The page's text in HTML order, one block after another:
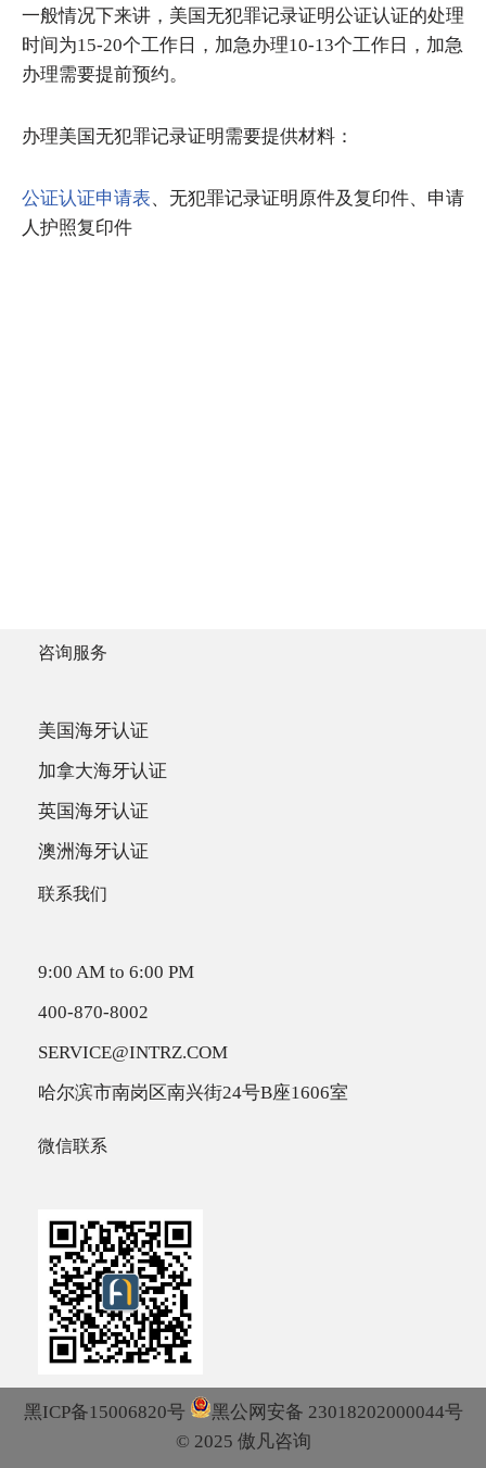
一般情况下来讲，美国无犯罪记录证明公证认证的处理
时间为15-20个工作日，加急办理10-13个工作日，加急
办理需要提前预约。
办理美国无犯罪记录证明需要提供材料：
公证认证申请表、无犯罪记录证明原件及复印件、申请
人护照复印件
咨询服务
美国海牙认证
加拿大海牙认证
英国海牙认证
澳洲海牙认证
联系我们
9:00 AM to 6:00 PM
400-870-8002
SERVICE@INTRZ.COM
哈尔滨市南岗区南兴街24号B座1606室
微信联系
黑ICP备15006820号
黑公网安备 23018202000044号
© 2025 傲凡咨询